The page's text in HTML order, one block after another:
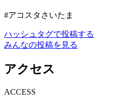
#アコスタさいたま
ハッシュタグで投稿する
みんなの投稿を見る
アクセス
ACCESS